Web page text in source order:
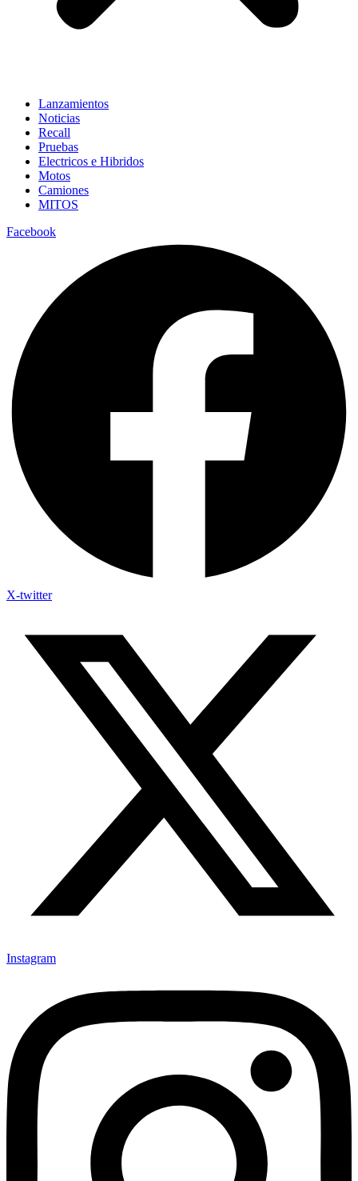
Lanzamientos
Noticias
Recall
Pruebas
Electricos e Hibridos
Motos
Camiones
MITOS
Facebook
X-twitter
Instagram